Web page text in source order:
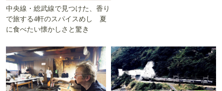
中央線・総武線で見つけた、香り
で旅する4軒のスパイスめし 夏
に食べたい懐かしさと驚き